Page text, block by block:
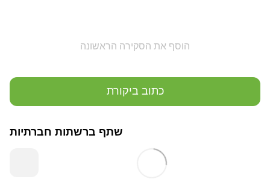
הוסף את הסקירה הראשונה
כתוב ביקורת
שתף ברשתות חברתיות